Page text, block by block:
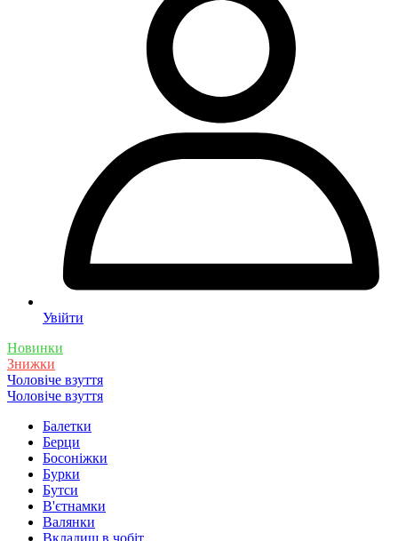
Увійти
Новинки
Знижки
Чоловіче взуття
Чоловіче взуття
Балетки
Берци
Босоніжки
Бурки
Бутси
В'єтнамки
Валянки